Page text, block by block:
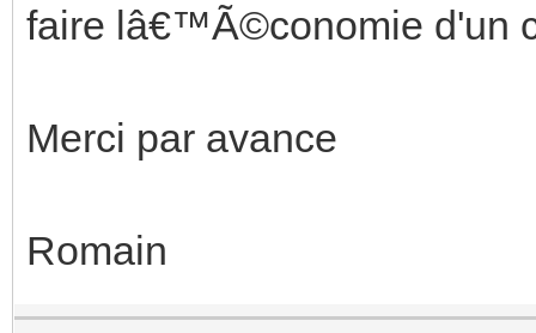
faire lâ€™Ã©conomie d'un
Merci par avance
Romain